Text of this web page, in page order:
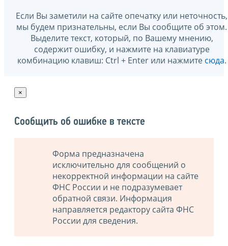
Если Вы заметили на сайте опечатку или неточность,
мы будем признательны, если Вы сообщите об этом.
Выделите текст, который, по Вашему мнению,
содержит ошибку, и нажмите на клавиатуре
комбинацию клавиш: Ctrl + Enter или нажмите сюда.
×
Сообщить об ошибке в тексте
Форма предназначена
исключительно для сообщений о
некорректной информации на сайте
ФНС России и не подразумевает
обратной связи. Информация
направляется редактору сайта ФНС
России для сведения.